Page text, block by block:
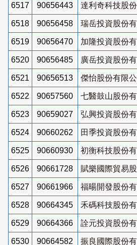
6517 90656443 達利奇科技股
6518 90656458 瑞岳投資股份
6519 90656470 加隆投資股份
6520 90656485 廣岳投資股份
6521 90656513 傑怡股份有限公
6522 90657560 七醫鼓山股份
6523 90659027 弘興投資股份
6524 90660262 田季投資股份
6525 90660930 初衡科技股份
6526 90661728 賦樂國際貿易
6527 90661966 福暘開發股份
6528 90664345 禾碼科技股份
6529 90664366 詮元投資股份
6530 90664582 振良國際股份